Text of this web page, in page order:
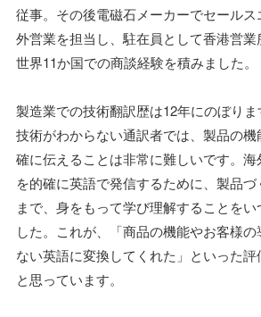
従事。その後電磁石メーカーでセール
外営業を担当し、駐在員として香港営業
世界11か国での商談経験を積みました。
製造業での技術翻訳歴は12年にのぼり
技術がわからない通訳者では、製品の
確に伝えることは非常に難しいです。
を的確に英語で発信するために、製品
まで、身をもって学び理解することを
した。これが、「商品の機能やお客様
ない英語に変換してくれた」といった
と思っています。